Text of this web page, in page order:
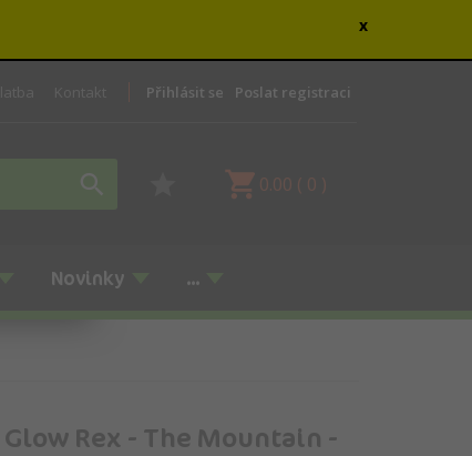
x
Přihlásit se Poslat registraci
0.00 ( 0 )
Novinky ...
Glow Rex - The Mountain -